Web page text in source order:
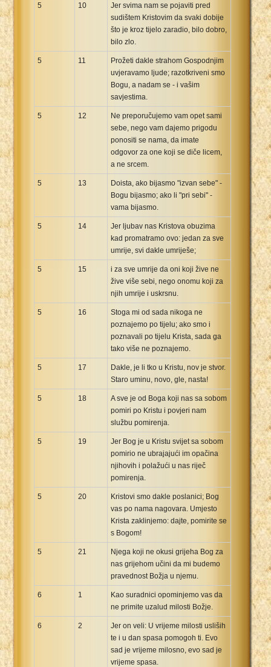
5 10
Jer svima nam se pojaviti pred
sudištem Kristovim da svaki dobije
što je kroz tijelo zaradio, bilo dobro,
bilo zlo.
5 11
Prožeti dakle strahom Gospodnjim
uvjeravamo ljude; razotkriveni smo
Bogu, a nadam se - i vašim
savjestima.
5 12
Ne preporučujemo vam opet sami
sebe, nego vam dajemo prigodu
ponositi se nama, da imate
odgovor za one koji se diče licem,
a ne srcem.
5 13
Doista, ako bijasmo "izvan sebe" -
Bogu bijasmo; ako li "pri sebi" -
vama bijasmo.
5 14
Jer ljubav nas Kristova obuzima
kad promatramo ovo: jedan za sve
umrije, svi dakle umriješe;
5 15
i za sve umrije da oni koji žive ne
žive više sebi, nego onomu koji za
njih umrije i uskrsnu.
5 16
Stoga mi od sada nikoga ne
poznajemo po tijelu; ako smo i
poznavali po tijelu Krista, sada ga
tako više ne poznajemo.
5 17
Dakle, je li tko u Kristu, nov je stvor.
Staro uminu, novo, gle, nasta!
5 18
A sve je od Boga koji nas sa sobom
pomiri po Kristu i povjeri nam
službu pomirenja.
5 19
Jer Bog je u Kristu svijet sa sobom
pomirio ne ubrajajući im opačina
njihovih i polažući u nas riječ
pomirenja.
5 20
Kristovi smo dakle poslanici; Bog
vas po nama nagovara. Umjesto
Krista zaklinjemo: dajte, pomirite se
s Bogom!
5 21
Njega koji ne okusi grijeha Bog za
nas grijehom učini da mi budemo
pravednost Božja u njemu.
6 1
Kao suradnici opominjemo vas da
ne primite uzalud milosti Božje.
6 2
Jer on veli: U vrijeme milosti usliših
te i u dan spasa pomogoh ti. Evo
sad je vrijeme milosno, evo sad je
vrijeme spasa.